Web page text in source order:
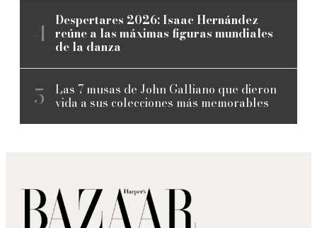
Despertares 2026: Isaac Hernández
reúne a las máximas figuras mundiales
de la danza
Las 7 musas de John Galliano que dieron
vida a sus colecciones más memorables